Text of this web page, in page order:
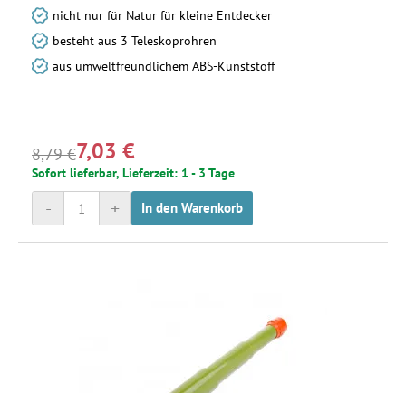
nicht nur für Natur für kleine Entdecker
besteht aus 3 Teleskoprohren
aus umweltfreundlichem ABS-Kunststoff
8,79 €7,03 €
Sofort lieferbar, Lieferzeit: 1 - 3 Tage
+
- In den Warenkorb